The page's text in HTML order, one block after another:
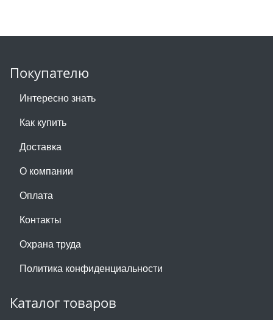
Покупателю
Интересно знать
Как купить
Доставка
О компании
Оплата
Контакты
Охрана труда
Политика конфиденциальности
Каталог товаров